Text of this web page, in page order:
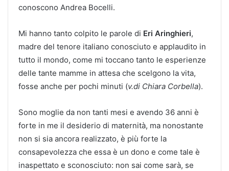
conoscono Andrea Bocelli.
Mi hanno tanto colpito le parole di Eri Aringhieri,
madre del tenore italiano conosciuto e applaudito in
tutto il mondo, come mi toccano tanto le esperienze
delle tante mamme in attesa che scelgono la vita,
fosse anche per pochi minuti (v.di Chiara Corbella).
Sono moglie da non tanti mesi e avendo 36 anni è
forte in me il desiderio di maternità, ma nonostante
non si sia ancora realizzato, è più forte la
consapevolezza che essa è un dono e come tale è
inaspettato e sconosciuto: non sai come sarà, se